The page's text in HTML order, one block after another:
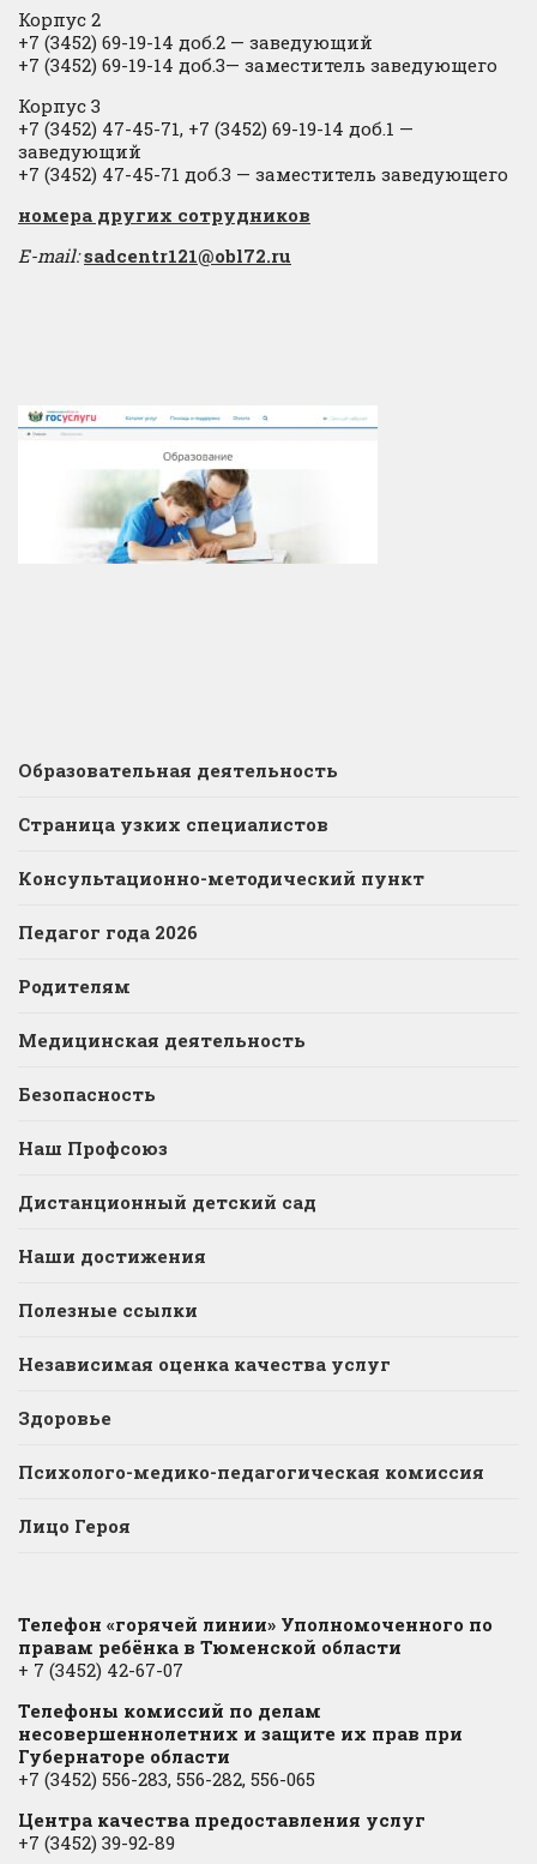
Корпус 2
+7 (3452) 69-19-14 доб.2 — заведующий
+7 (3452) 69-19-14 доб.3— заместитель заведующего
Корпус 3
+7 (3452) 47-45-71, +7 (3452) 69-19-14 доб.1 —
заведующий
+7 (3452) 47-45-71 доб.3 — заместитель заведующего
​номера других сотрудников
E-mail: sadcentr121@obl72.ru
Образовательная деятельность
Страница узких специалистов
Консультационно-методический пункт
Педагог года 2026
Родителям
Медицинская деятельность
Безопасность
Наш Профсоюз
Дистанционный детский сад
Наши достижения
Полезные ссылки
Независимая оценка качества услуг
Здоровье
Психолого-медико-педагогическая комиссия
Лицо Героя
Телефон «горячей линии» Уполномоченного по
правам ребёнка в Тюменской области
+ 7 (3452) 42-67-07
Телефоны комиссий по делам
несовершеннолетних и защите их прав при
Губернаторе области
+7 (3452) 556-283, 556-282, 556-065
Центра качества предоставления услуг
+7 (3452) 39-92-89